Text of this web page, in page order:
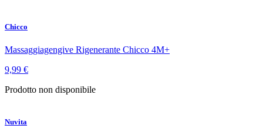
Chicco
Massaggiagengive Rigenerante Chicco 4M+
9,99 €
Prodotto non disponibile
Nuvita